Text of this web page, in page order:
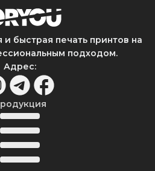
и быстрая печать принтов на
подходом.
Адрес: